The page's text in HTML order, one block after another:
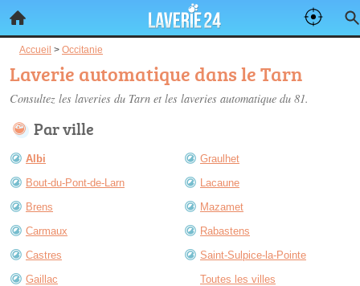
Accueil > Occitanie
Laverie automatique dans le Tarn
Consultez les laveries du Tarn et les laveries automatique du 81.
Par ville
Albi
Bout-du-Pont-de-Larn
Brens
Carmaux
Castres
Gaillac
Graulhet
Lacaune
Mazamet
Rabastens
Saint-Sulpice-la-Pointe
Toutes les villes